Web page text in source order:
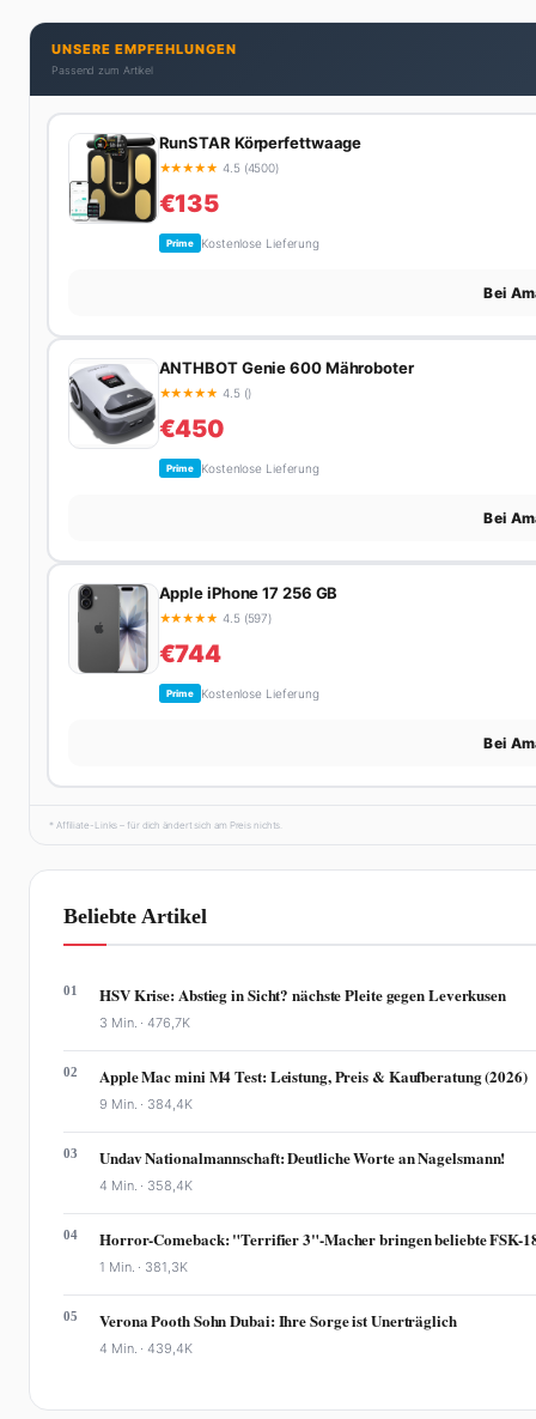
UNSERE EMPFEHLUNGEN
Passend zum Artikel
RunSTAR Körperfettwaage
★★★★★ 4.5 (4500)
€135
Prime Kostenlose Lieferung
Bei
ANTHBOT Genie 600 Mähroboter
★★★★★ 4.5 ()
€450
Prime Kostenlose Lieferung
Bei
Apple iPhone 17 256 GB
★★★★★ 4.5 (597)
€744
Prime Kostenlose Lieferung
Bei
* Affiliate-Links – für dich ändert sich am Preis nichts.
Beliebte Artikel
01 HSV Krise: Abstieg in Sicht? nächste Pleite gegen Leverkusen
3 Min. ·476,7K
02 Apple Mac mini M4 Test: Leistung, Preis & Kaufberatung (2026)
9 Min. · 384,4K
03 Undav Nationalmannschaft: Deutliche Worte an Nagelsmann!
4 Min. · 358,4K
04 Horror-Comeback: "Terrifier 3"-Macher bringen beliebte FSK-
1 Min. · 381,3K
05 Verona Pooth Sohn Dubai: Ihre Sorge ist Unerträglich
4 Min. ·439,4K